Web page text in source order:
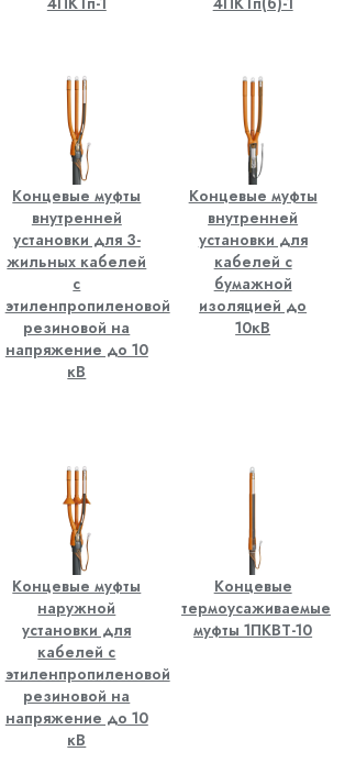
Концевые муфты
внутренней
установки для 3-
жильных кабелей
с
этиленпропиленовой
резиновой на
напряжение до 10
кВ
Концевые муфты
внутренней
установки для
кабелей с
бумажной
изоляцией до
10кВ
Концевые муфты
наружной
установки для
кабелей с
этиленпропиленовой
резиновой на
напряжение до 10
кВ
Концевые
термоусаживаемые
муфты 1ПКВТ-10